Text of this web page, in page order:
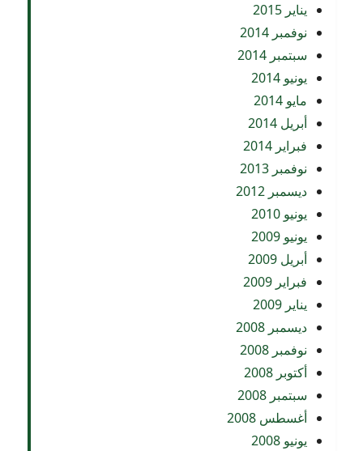
يناير 2015
نوفمبر 2014
سبتمبر 2014
يونيو 2014
مايو 2014
أبريل 2014
فبراير 2014
نوفمبر 2013
ديسمبر 2012
يونيو 2010
يونيو 2009
أبريل 2009
فبراير 2009
يناير 2009
ديسمبر 2008
نوفمبر 2008
أكتوبر 2008
سبتمبر 2008
أغسطس 2008
يونيو 2008